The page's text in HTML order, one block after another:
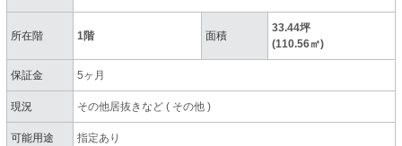
所在階 1階 面積
33.44坪
(110.56㎡)
保証金 5ヶ月
現況 その他居抜きなど( その他)
可能用途 指定あり